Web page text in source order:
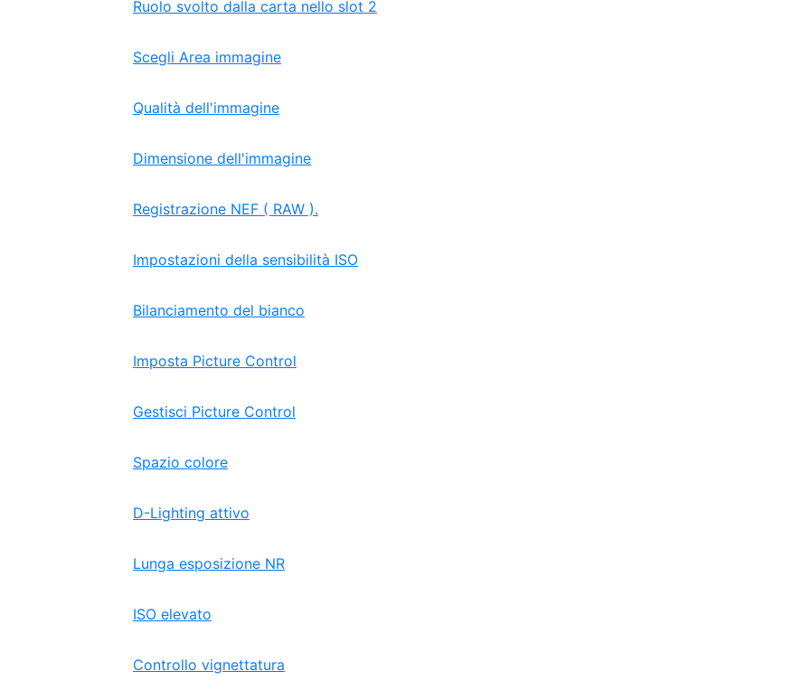
Ruolo svolto dalla carta nello slot 2
Scegli Area immagine
Qualità dell'immagine
Dimensione dell'immagine
Registrazione NEF ( RAW ).
Impostazioni della sensibilità ISO
Bilanciamento del bianco
Imposta Picture Control
Gestisci Picture Control
Spazio colore
D-Lighting attivo
Lunga esposizione NR
ISO elevato
Controllo vignettatura